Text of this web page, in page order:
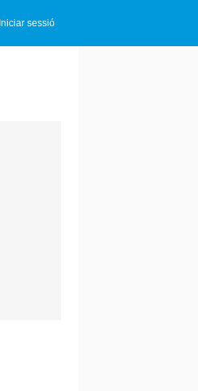
Iniciar sessió